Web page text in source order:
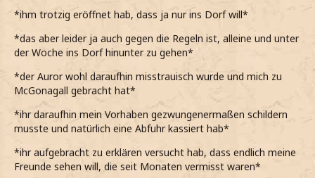
*ihm trotzig eröffnet hab, dass ja nur ins Dorf will*
*das aber leider ja auch gegen die Regeln ist, alleine und unter
der Woche ins Dorf hinunter zu gehen*
*der Auror wohl daraufhin misstrauisch wurde und mich zu
McGonagall gebracht hat*
*ihr daraufhin mein Vorhaben gezwungenermaßen schildern
musste und natürlich eine Abfuhr kassiert hab*
*ihr aufgebracht zu erklären versucht hab, dass endlich meine
Freunde sehen will, die seit Monaten vermisst waren*